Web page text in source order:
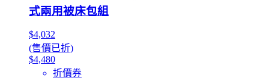
式兩用被床包組
$4,032
(售價已折)
$4,480
折價券